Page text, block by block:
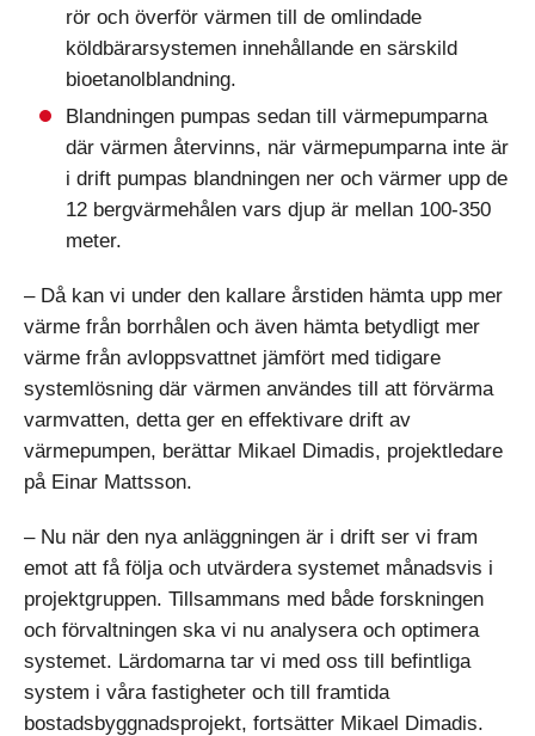
rör och överför värmen till de omlindade
köldbärarsystemen innehållande en särskild
bioetanolblandning.
Blandningen pumpas sedan till värmepumparna
där värmen återvinns, när värmepumparna inte är
i drift pumpas blandningen ner och värmer upp de
12 bergvärmehålen vars djup är mellan 100-350
meter.
– Då kan vi under den kallare årstiden hämta upp mer
värme från borrhålen och även hämta betydligt mer
värme från avloppsvattnet jämfört med tidigare
systemlösning där värmen användes till att förvärma
varmvatten, detta ger en effektivare drift av
värmepumpen, berättar Mikael Dimadis, projektledare
på Einar Mattsson.
– Nu när den nya anläggningen är i drift ser vi fram
emot att få följa och utvärdera systemet månadsvis i
projektgruppen. Tillsammans med både forskningen
och förvaltningen ska vi nu analysera och optimera
systemet. Lärdomarna tar vi med oss till befintliga
system i våra fastigheter och till framtida
bostadsbyggnadsprojekt, fortsätter Mikael Dimadis.